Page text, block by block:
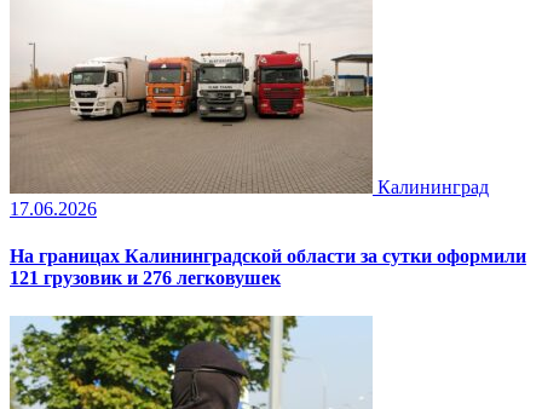
Калининград
17.06.2026
На границах Калининградской области за сутки оформили
121 грузовик и 276 легковушек